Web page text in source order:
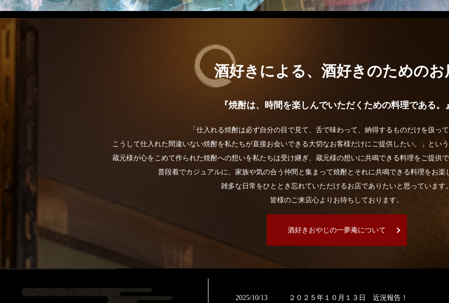
酒好きによる、酒好きのためのお
『焼酎は、時間を楽しんでいただくための料理である。
「仕入れる焼酎は必ず自分の目で見て、舌で味わって、納得するものだけを扱っ
こうして仕入れた間違いない焼酎を私たちが直接お会いできる大切なお客様だけにご提供したい。」とい
蔵元様が心をこめて作られた焼酎への想いを私たちは受け継ぎ、蔵元様の想いに共鳴できる料理をご提供
普段着でカジュアルに、家族や気の合う仲間と集まって焼酎とそれに共鳴できる料理をお楽
雑多な日常をひととき忘れていただけるお店でありたいと思っています
皆様のご来店心よりお待ちしております。
酒好きおやじの一夢庵について
2025/10/13 ２０２５年１０月１３日 近況報告！